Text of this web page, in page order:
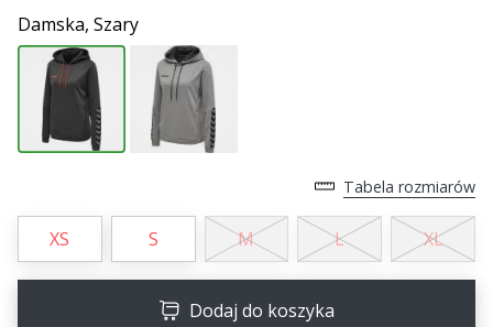
buty,
ubrania
11. 8. 2022
Zostań
Ambasadorem
marki
Weplayvolleyball
Damska, Szary
Tabela rozmiarów
XS S M L XL
Dodaj do koszyka